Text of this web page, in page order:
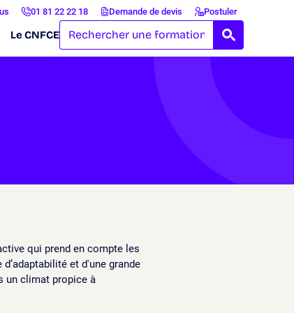
01 81 22 22 18 Demande de devis Postuler
Le CNFCE
qui prend en compte les
et d'une grande
un climat propice à